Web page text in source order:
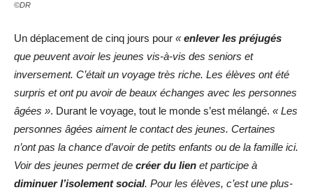
©DR
Un déplacement de cinq jours pour «enlever les préjugés
que peuvent avoir les jeunes vis-à-vis des seniors et
inversement. C’était un voyage très riche. Les élèves ont été
surpris et ont pu avoir de beaux échanges avec les personnes
âgées ». Durant le voyage, tout le monde s’est mélangé. « Les
personnes âgées aiment le contact des jeunes. Certaines
n’ont pas la chance d’avoir de petits enfants ou de la famille ici.
Voir des jeunes permet de créer du lien et participe à
diminuer l’isolement social. Pour les élèves, c’est une plus-